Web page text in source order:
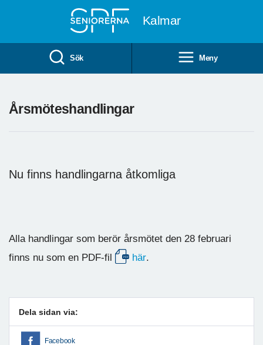
Kalmar
Sök Meny
Årsmöteshandlingar
Nu finns handlingarna åtkomliga
Alla handlingar som berör årsmötet den 28 februari
finns nu som en PDF-fil
här.
Dela sidan via:
Facebook